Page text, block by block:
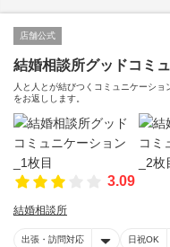
店舗公式
結婚相談所グッドコミ
人と人とが結びつくコミュニケーシ
をお返しします。
3.09
結婚相談所
出張・訪問対応 日祝OK